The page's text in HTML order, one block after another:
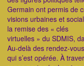
Germain ont permis de
visions urbaines et
la remise des « clés
virtuelles » du SDMIS,
Au-delà des rendez-
qui s’est opérée. À